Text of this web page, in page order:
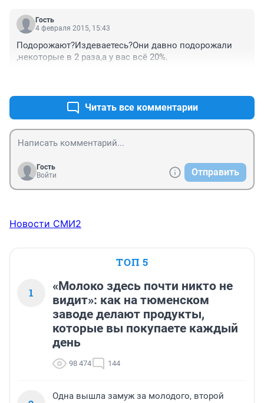
Гость
4 февраля 2015, 15:43
Подорожают?Издеваетесь?Они давно подорожали
,некоторые в 2 раза,а у вас всё 20%.
Читать все комментарии
Гость
Войти
Отправить
Новости СМИ2
ТОП 5
1
«Молоко здесь почти никто не
видит»: как на тюменском
заводе делают продукты,
которые вы покупаете каждый
день
98 474 144
Одна вышла замуж за молодого, второй